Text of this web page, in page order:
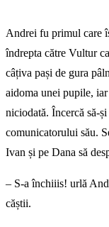
Andrei fu primul care
îndrepta către Vultur
câțiva pași de gura
aidoma unei pupile,
niciodată. Încercă să-
comunicatorului său.
Ivan și pe Dana să
– S-a închiiis! urlă
căștii.